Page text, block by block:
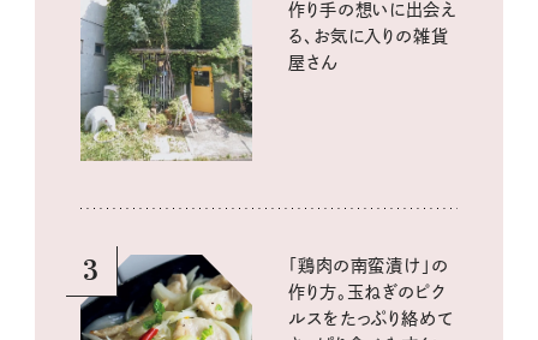
作り手の想いに出会え
る、お気に入りの雑貨
屋さん
3
「鶏肉の南蛮漬け」の
作り方。玉ねぎのピク
ルスをたっぷり絡めて